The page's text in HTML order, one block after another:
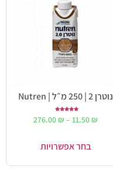
נוטרן 2 | 250 מ״ל | Nutren
5.00 11.50 ₪
–
276.00 ₪
בחר אפשרויות